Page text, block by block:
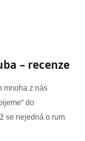
– recenze
mnoha z nás
do
se nejedná o rum